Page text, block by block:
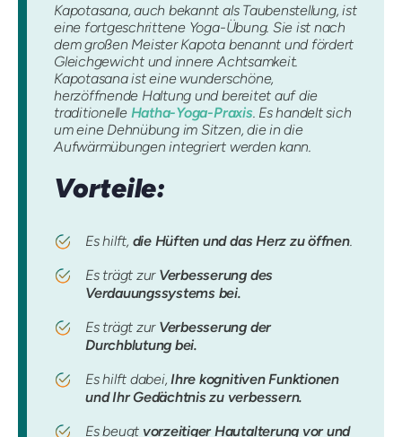
Kapotasana, auch bekannt als Taubenstellung, ist
eine fortgeschrittene Yoga-Übung. Sie ist nach
dem großen Meister Kapota benannt und fördert
Gleichgewicht und innere Achtsamkeit.
Kapotasana ist eine wunderschöne,
herzöffnende Haltung und bereitet auf die
traditionelle Hatha-Yoga-Praxis. Es handelt sich
um eine Dehnübung im Sitzen, die in die
Aufwärmübungen integriert werden kann.
Vorteile:
Es hilft, die Hüften und das Herz zu öffnen.
Es trägt zur Verbesserung des
Verdauungssystems bei.
Es trägt zur Verbesserung der
Durchblutung bei.
Es hilft dabei,Ihre kognitiven Funktionen
und Ihr Gedächtnis zu verbessern.
Es beugt vorzeitiger Hautalterung vor und